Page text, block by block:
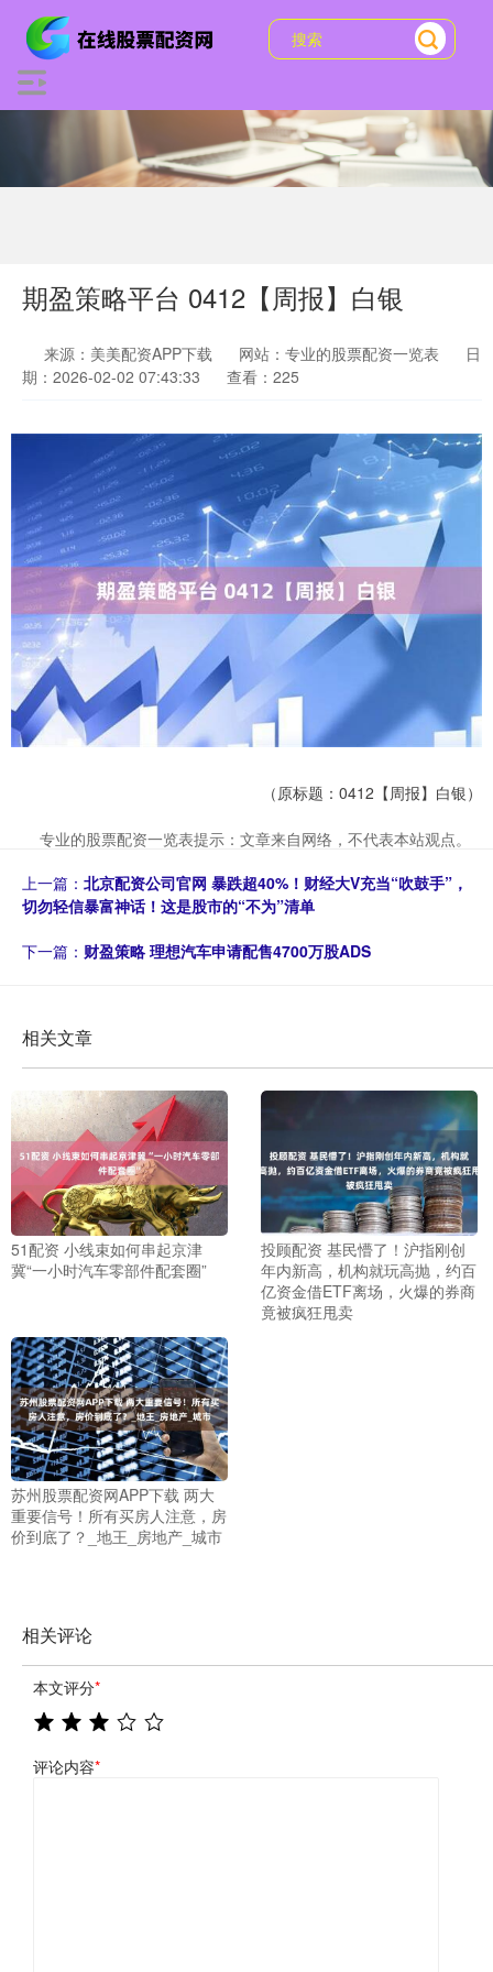
期盈策略平台 0412【周报】白银
来源：美美配资APP下载 网站：专业的股票配资一览表
日
期：2026-02-02 07:43:33
查看：225
（原标题：0412【周报】白银）
专业的股票配资一览表提示：文章来自网络，不代表本站观点。
上一篇： 北京配资公司官网 暴跌超40%！财经大V充当“吹鼓手”，
切勿轻信暴富神话！这是股市的“不为”清单
下一篇： 财盈策略 理想汽车申请配售4700万股ADS
相关文章
51配资 小线束如何串起京津
冀“一小时汽车零部件配套圈”
投顾配资 基民懵了！沪指刚创
年内新高，机构就玩高抛，约百
亿资金借ETF离场，火爆的券商
竟被疯狂甩卖
苏州股票配资网APP下载 两大
重要信号！所有买房人注意，房
价到底了？_地王_房地产_城市
相关评论
本文评分*
评论内容*